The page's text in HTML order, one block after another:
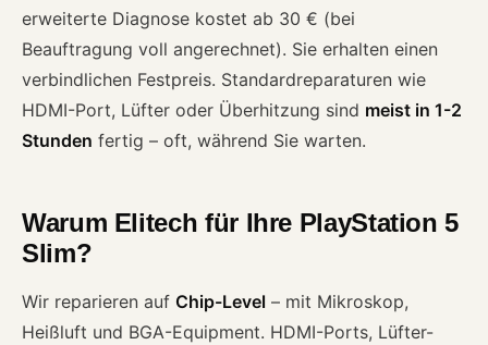
erweiterte Diagnose kostet ab 30 € (bei
Beauftragung voll angerechnet). Sie erhalten einen
verbindlichen Festpreis. Standardreparaturen wie
HDMI-Port, Lüfter oder Überhitzung sind meist in 1-2
Stunden fertig – oft, während Sie warten.
Warum Elitech für Ihre PlayStation 5
Slim?
Wir reparieren auf Chip-Level – mit Mikroskop,
Heißluft und BGA-Equipment. HDMI-Ports, Lüfter-